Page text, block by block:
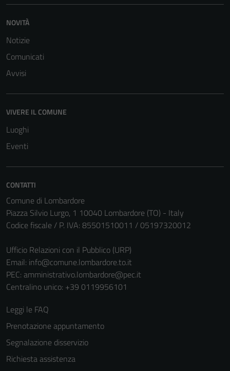
NOVITÀ
Notizie
Comunicati
Avvisi
VIVERE IL COMUNE
Luoghi
Eventi
CONTATTI
Comune di Lombardore
Piazza Silvio Lurgo, 1 10040 Lombardore (TO) - Italy
Codice fiscale / P. IVA: 85501510011 / 05197320012
Ufficio Relazioni con il Pubblico (URP)
Email: info@comune.lombardore.to.it
PEC: amministrativo.lombardore@pec.it
Centralino unico: +39 0119956101
Leggi le FAQ
Prenotazione appuntamento
Segnalazione disservizio
Richiesta assistenza
Tecnici
Questi cookie